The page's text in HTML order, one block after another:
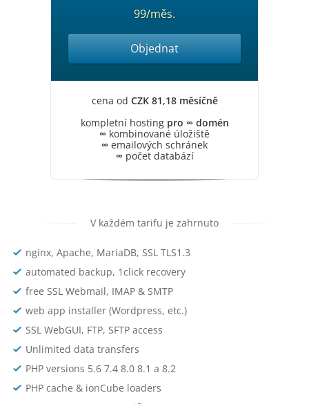
99/měs.
Objednat
cena od CZK 81,18 měsíčně
kompletní hosting pro ∞ domén
∞ kombinované úložiště
∞ emailových schránek
∞ počet databází
V každém tarifu je zahrnuto
nginx, Apache, MariaDB, SSL TLS1.3
automated backup, 1click recovery
free SSL Webmail, IMAP & SMTP
web app installer (Wordpress, etc.)
SSL WebGUI, FTP, SFTP access
Unlimited data transfers
PHP versions 5.6 7.4 8.0 8.1 a 8.2
PHP cache & ionCube loaders